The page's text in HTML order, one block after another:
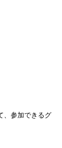
、参加できるグ